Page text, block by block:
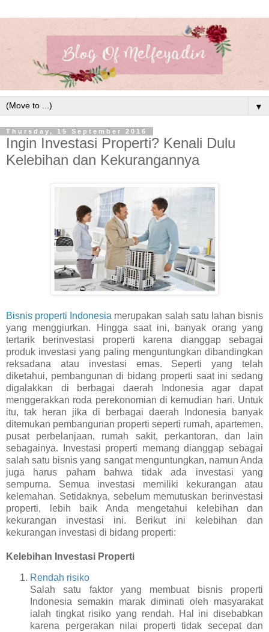
▼
Thursday, 15 September 2016
Ingin Investasi Properti? Kenali Dulu
Kelebihan dan Kekurangannya
Bisnis properti Indonesia merupakan salah satu lahan bisnis
yang menggiurkan. Hingga saat ini, banyak orang yang
tertarik berinvestasi properti karena dianggap sebagai
produk investasi yang paling menguntungkan dibandingkan
reksadana atau investasi emas. Seperti yang telah
diketahui, pembangunan di bidang properti saat ini sedang
digalakkan di berbagai daerah Indonesia agar dapat
menggerakkan roda perekonomian di kemudian hari. Untuk
itu, tak heran jika di berbagai daerah Indonesia banyak
ditemukan pembangunan properti seperti rumah, apartemen,
pusat perbelanjaan, rumah sakit, perkantoran, dan lain
sebagainya. Investasi properti memang dianggap sebagai
salah satu bisnis yang sangat menguntungkan, namun Anda
juga harus paham bahwa tidak ada investasi yang
sempurna. Semua investasi memiliki kekurangan atau
kelemahan. Setidaknya, sebelum memutuskan berinvestasi
properti, lebih baik Anda mengetahui kelebihan dan
kekurangan investasi ini. Berikut ini kelebihan dan
kekurangan investasi di bidang properti:
Kelebihan Investasi Properti
Rendah risiko
Salah satu faktor yang membuat bisnis properti
Indonesia semakin marak diminati oleh masyarakat
ialah tingkat risiko yang rendah. Hal ini disebabkan
karena pergerakan nilai properti tidak secepat dan